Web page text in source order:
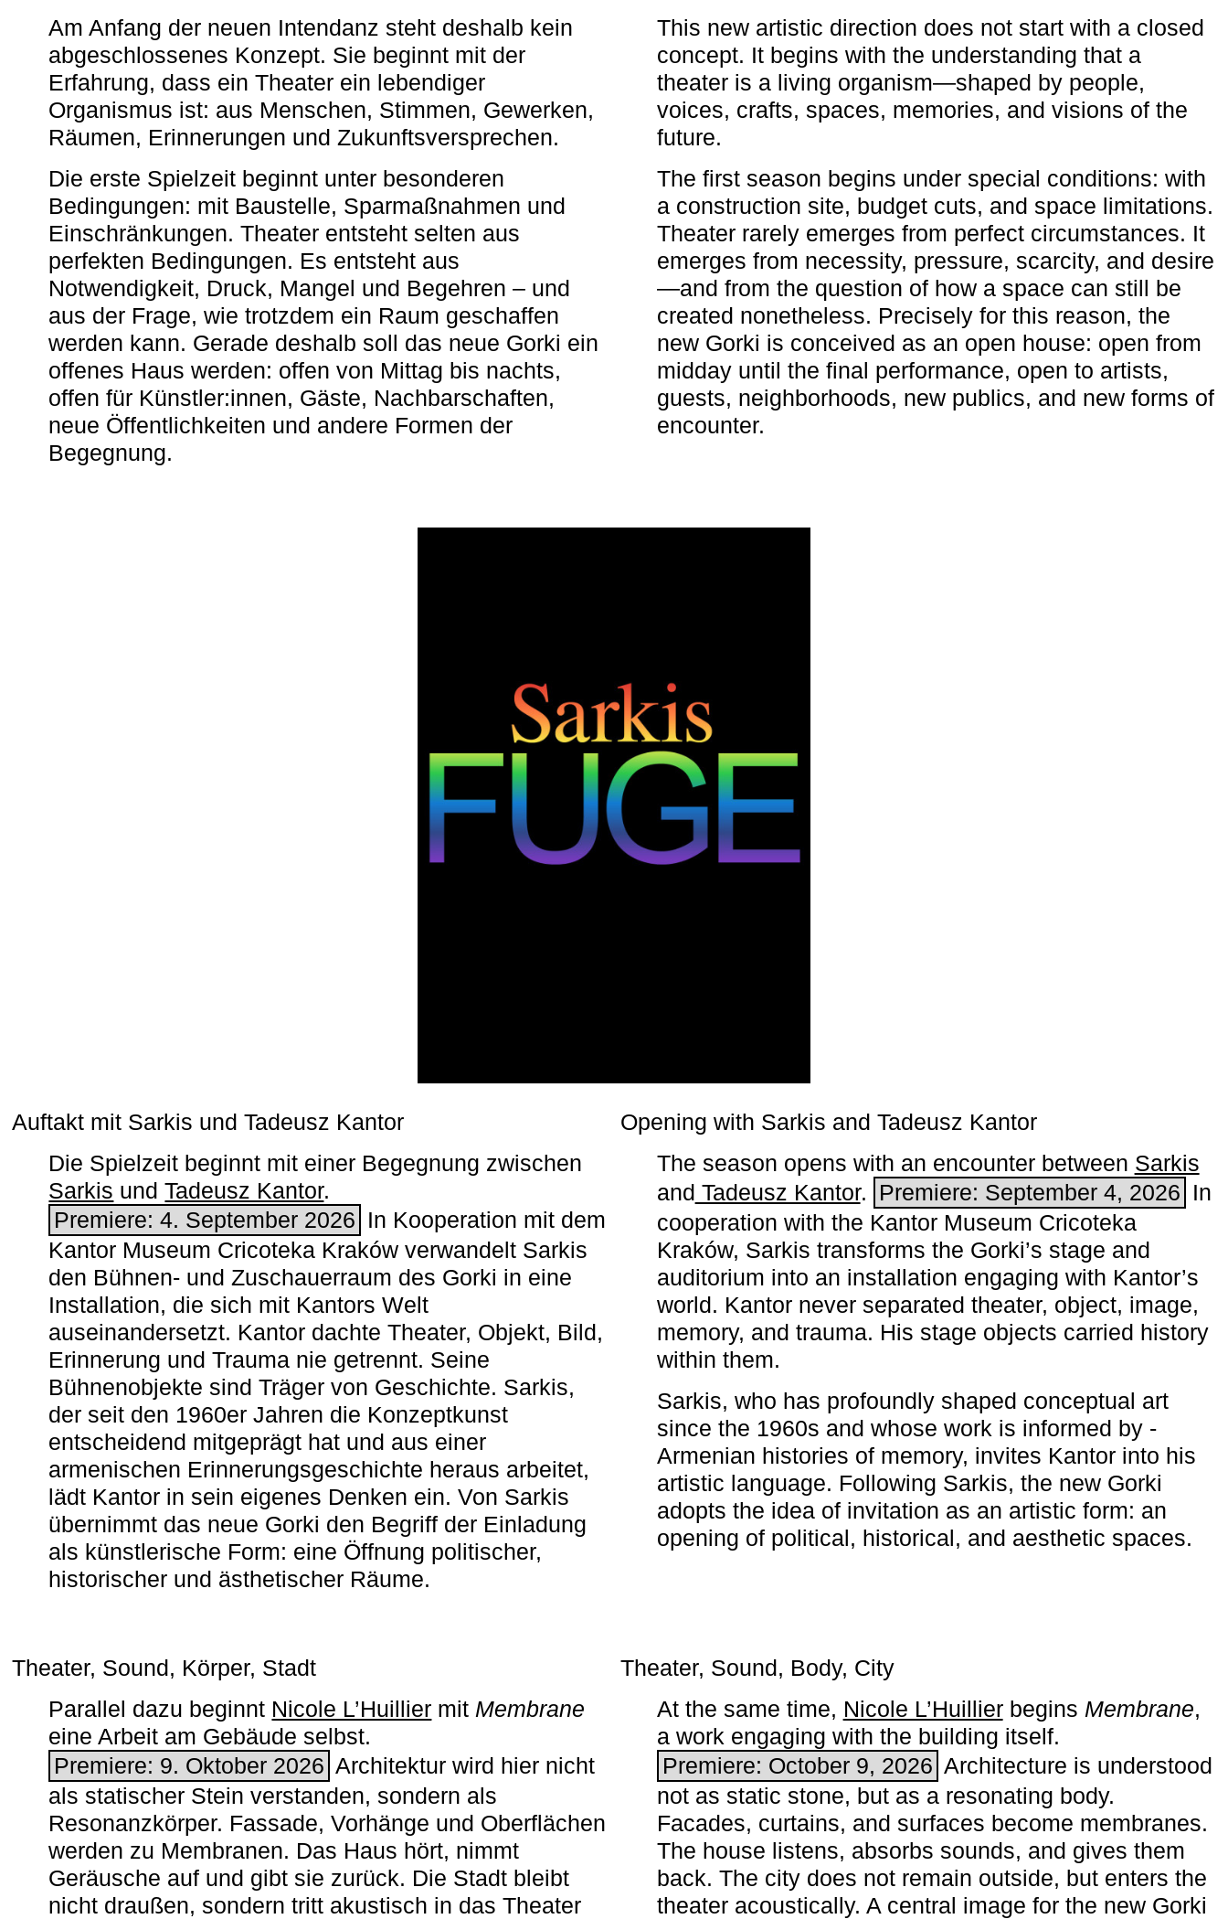
Am Anfang der neuen Intendanz steht deshalb kein
abgeschlossenes Konzept. Sie beginnt mit der
Erfahrung, dass ein Theater ein lebendiger
Organismus ist: aus Menschen, Stimmen, Gewerken,
Räumen, Erinnerungen und Zukunftsversprechen.
Die erste Spielzeit beginnt unter besonderen
Bedingungen: mit Baustelle, Sparmaßnahmen und
Einschränkungen. Theater entsteht selten aus
perfekten Bedingungen. Es entsteht aus
Notwendigkeit, Druck, Mangel und Begehren – und
aus der Frage, wie trotzdem ein Raum geschaffen
werden kann. Gerade deshalb soll das neue Gorki ein
offenes Haus werden: offen von Mittag bis nachts,
offen für Künstler:innen, Gäste, Nachbarschaften,
neue Öffentlichkeiten und andere Formen der
Begegnung.
This new artistic direction does not start with a closed
concept. It begins with the understanding that a
theater is a living organism—shaped by people,
voices, crafts, spaces, memories, and visions of the
future.
The first season begins under special conditions: with
a construction site, budget cuts, and space limitations.
Theater rarely emerges from perfect circumstances. It
emerges from necessity, pressure, scarcity, and desire
—and from the question of how a space can still be
created nonetheless. Precisely for this reason, the
new Gorki is conceived as an open house: open from
midday until the final performance, open to artists,
guests, neighborhoods, new publics, and new forms of
encounter.
Auftakt mit Sarkis und Tadeusz Kantor
Die Spielzeit beginnt mit einer Begegnung zwischen
Sarkis undTadeusz Kantor.
Premiere: 4. September 2026 In Kooperation mit dem
Kantor Museum Cricoteka Kraków verwandelt Sarkis
den Bühnen- und Zuschauerraum des Gorki in eine
Installation, die sich mit Kantors Welt
auseinandersetzt. Kantor dachte Theater, Objekt, Bild,
Erinnerung und Trauma nie getrennt. Seine
Bühnenobjekte sind Träger von Geschichte. Sarkis,
der seit den 1960er Jahren die Konzeptkunst
entscheidend mitgeprägt hat und aus einer
armenischen ­Erinnerungsgeschichte heraus arbeitet,
lädt Kantor in sein eigenes Denken ein. Von Sarkis
übernimmt das neue Gorki den Begriff der Einladung
als künstlerische Form: eine Öffnung politischer,
historischer und ästhetischer Räume.
Opening with Sarkis and Tadeusz Kantor
The season opens with an encounter between Sarkis
and Tadeusz Kantor. Premiere: September 4, 2026 In
cooperation with the ­Kantor Museum Cricoteka
Kraków, Sarkis transforms the Gorki’s stage and
auditorium into an installation engaging with Kantor’s
world. Kantor never separated theater, object, image,
memory, and trauma. His stage objects carried history
within them.
Sarkis, who has profoundly shaped conceptual art
since the 1960s and whose work is informed by ­
Armenian histories of memory, invites Kantor into his
artistic language. Following Sarkis, the new Gorki
adopts the idea of invitation as an artistic form: an
opening of political, historical, and aesthetic spaces.
Theater, Sound, Körper, Stadt
Parallel dazu beginnt Nicole L’Huillier mit ­ Membrane
eine Arbeit am Gebäude selbst.
Premiere: 9. Oktober 2026 Architektur wird hier nicht
als statischer Stein verstanden, sondern als
Resonanzkörper. Fassade, Vorhänge und Oberflächen
werden zu Membranen. Das Haus hört, nimmt
Geräusche auf und gibt sie zurück. Die Stadt bleibt
nicht draußen, sondern tritt akustisch in das Theater
Theater, Sound, Body, City
At the same time, Nicole L’Huillierbegins ­ Membrane,
a work engaging with the building itself.
Premiere: October 9, 2026 Architecture is understood
not as static stone, but as a resonating body.
Facades, curtains, and surfaces become membranes.
The house listens, absorbs sounds, and gives them
back. The city does not remain outside, but enters the
theater acoustically. A central image for the new Gorki